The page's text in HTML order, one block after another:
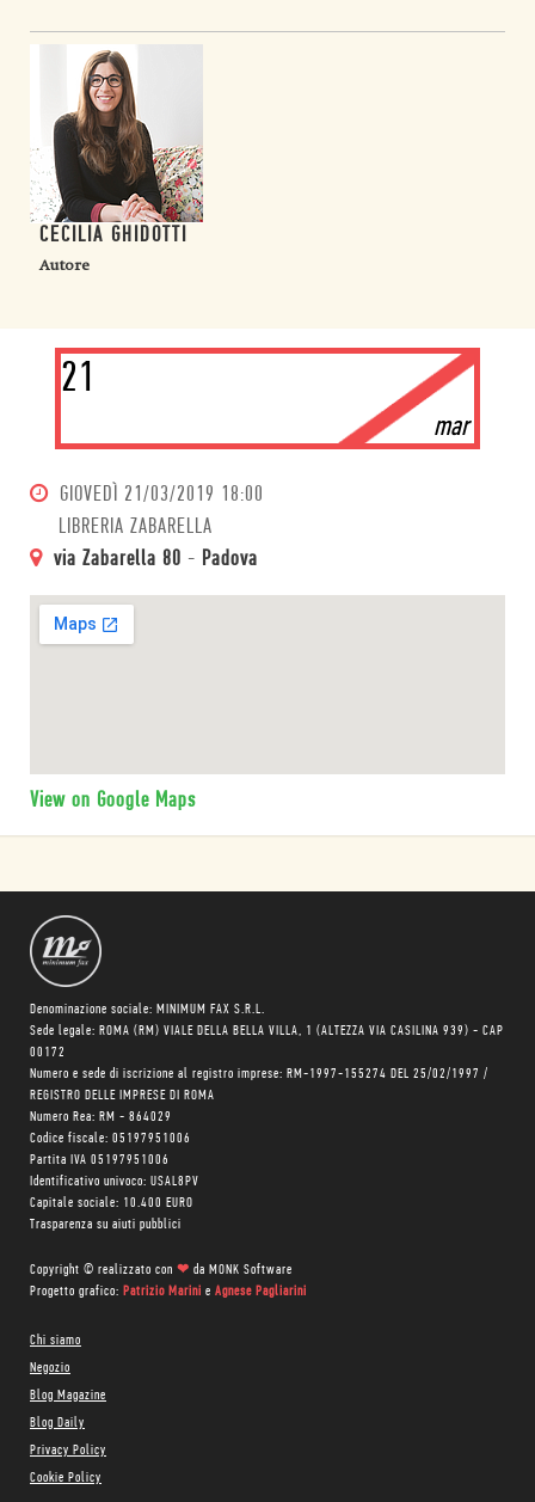
CECILIA GHIDOTTI
Autore
21
mar
GIOVEDÌ 21/03/2019 18:00
LIBRERIA ZABARELLA
via Zabarella 80 - Padova
View on Google Maps
Denominazione sociale: MINIMUM FAX S.R.L.
Sede legale: ROMA (RM) VIALE DELLA BELLA VILLA, 1 (ALTEZZA VIA CASILINA 939) - CAP
00172
Numero e sede di iscrizione al registro imprese: RM-1997-155274 DEL 25/02/1997 /
REGISTRO DELLE IMPRESE DI ROMA
Numero Rea: RM - 864029
Codice fiscale: 05197951006
Partita IVA 05197951006
Identificativo univoco: USAL8PV
Capitale sociale: 10.400 EURO
Trasparenza su aiuti pubblici
Copyright © realizzato con ❤ da MONK Software
Progetto grafico: Patrizio Marini e Agnese Pagliarini
Chi siamo
Negozio
Blog Magazine
Blog Daily
Privacy Policy
Cookie Policy